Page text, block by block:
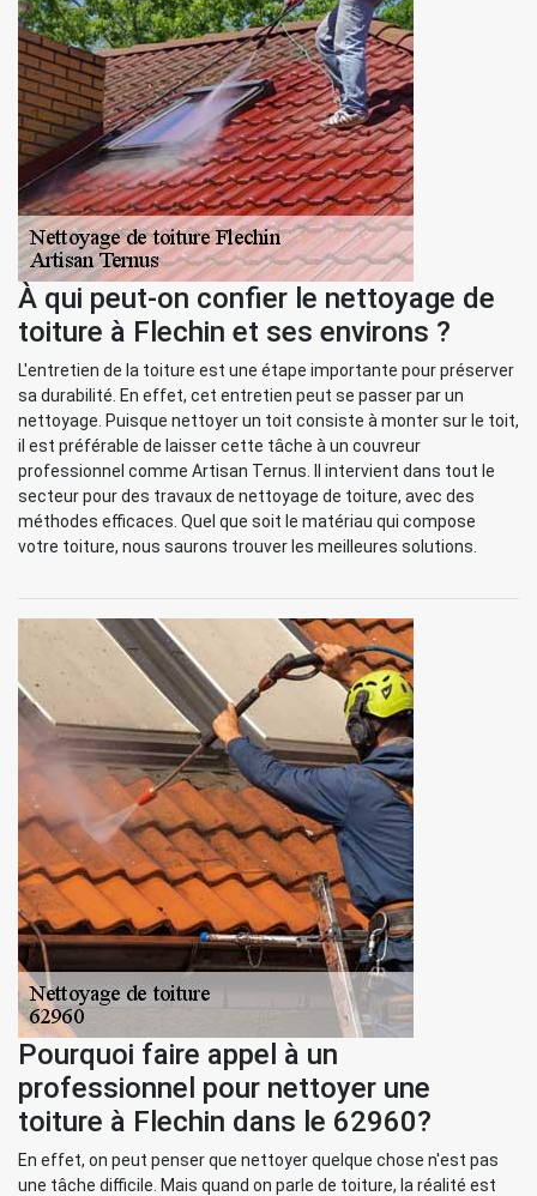
À qui peut-on confier le nettoyage de
toiture à Flechin et ses environs ?
L'entretien de la toiture est une étape importante pour préserver
sa durabilité. En effet, cet entretien peut se passer par un
nettoyage. Puisque nettoyer un toit consiste à monter sur le toit,
il est préférable de laisser cette tâche à un couvreur
professionnel comme Artisan Ternus. Il intervient dans tout le
secteur pour des travaux de nettoyage de toiture, avec des
méthodes efficaces. Quel que soit le matériau qui compose
votre toiture, nous saurons trouver les meilleures solutions.
Pourquoi faire appel à un
professionnel pour nettoyer une
toiture à Flechin dans le 62960?
En effet, on peut penser que nettoyer quelque chose n'est pas
une tâche difficile. Mais quand on parle de toiture, la réalité est